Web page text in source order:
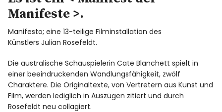
Manifeste >.
Manifesto; eine 13-teilige Filminstallation des
Künstlers Julian Rosefeldt.
Die australische Schauspielerin Cate Blanchett spielt in
einer beeindruckenden Wandlungsfähigkeit, zwölf
Charaktere. Die Originaltexte, von Vertretern aus Kunst und
Film, werden lediglich in Auszügen zitiert und durch
Rosefeldt neu collagiert.